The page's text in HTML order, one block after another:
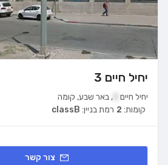
יחיל חיים 3
יחיל חיים , באר שבע, קומה
רמת בניין: classB קומות: 2
צור קשר